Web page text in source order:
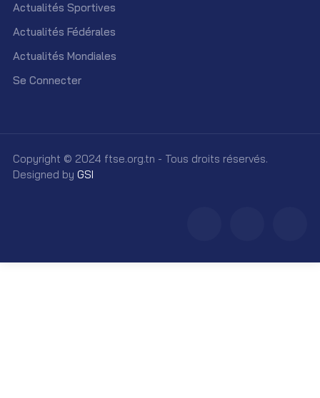
Actualités Sportives
Actualités Fédérales
Actualités Mondiales
Se Connecter
Copyright © 2024 ftse.org.tn - Tous droits réservés.
Designed by GSI